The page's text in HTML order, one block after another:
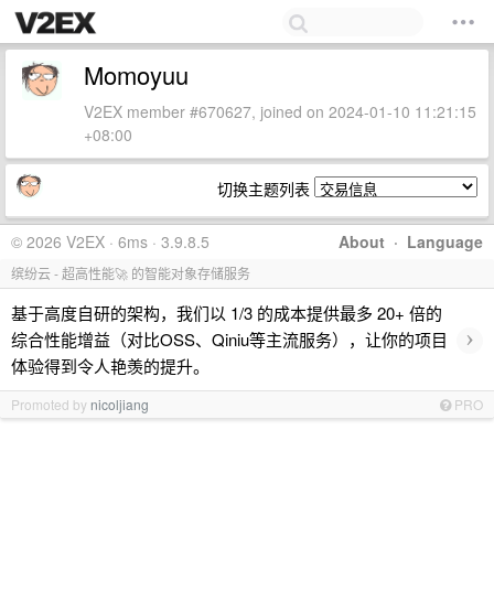
Momoyuu
V2EX member #670627, joined on 2024-01-10 11:21:15
+08:00
切换主题列表
About · Language
© 2026 V2EX · 6ms · 3.9.8.5
缤纷云 - 超高性能🚀 的智能对象存储服务
基于高度自研的架构，我们以 1/3 的成本提供最多 20+ 倍的
综合性能增益（对比OSS、Qiniu等主流服务），让你的项目
体验得到令人艳羡的提升。
›
Promoted by nicoljiang PRO